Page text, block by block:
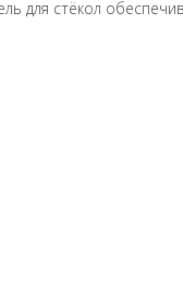
для стёкол